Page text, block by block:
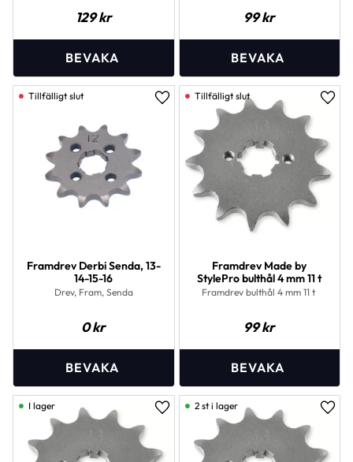
129kr 99kr
Framdrev Derbi Senda, 13-
14-15-16
Drev, Fram, Senda
0kr
Lägg till i favoriter
Framdrev Made by
StylePro bulthål 4 mm 11 t
Framdrev bulthål 4 mm 11 t
99kr
Lägg till i favoriter
I lager 2 st i lager